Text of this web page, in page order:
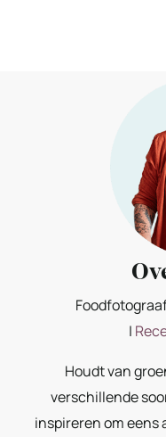
|
Houdt van
verschillende
inspireren om eens